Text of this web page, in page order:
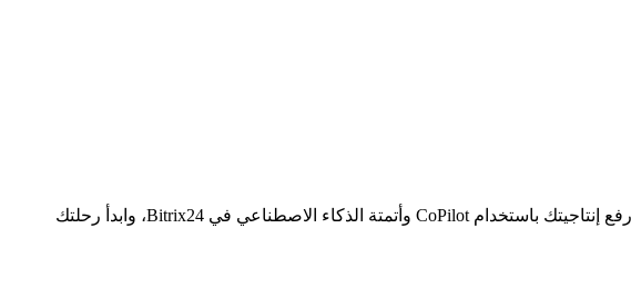
أتقن مساحة العمل المدعومة بالذكاء الاصطناعي من خلال دورتنا السريعة الجديدة على YouTube. عزّز التحول الرقمي وارفع إنتاجيتك باستخدام CoPilot وأتمتة الذكاء الاصطناعي في Bitrix24، وابدأ رحلتك